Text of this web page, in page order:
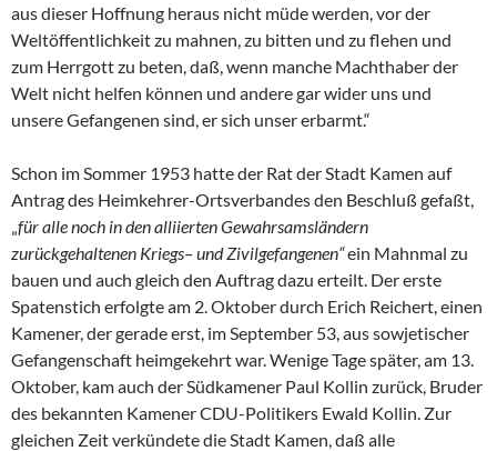
aus dieser Hoffnung heraus nicht müde werden, vor der
Weltöffentlichkeit zu mahnen, zu bitten und zu flehen und
zum Herrgott zu beten, daß, wenn manche Machthaber der
Welt nicht helfen können und andere gar wider uns und
unsere Gefangenen sind, er sich unser erbarmt.“
Schon im Sommer 1953 hatte der Rat der Stadt Kamen auf
Antrag des Heimkehrer-Ortsverbandes den Beschluß gefaßt,
für alle noch in den alliierten Gewahrsamsländern
zurückgehaltenen Kriegs– und Zivilgefangenen“ein Mahnmal zu
bauen und auch gleich den Auftrag dazu erteilt. Der erste
Spatenstich erfolgte am 2. Oktober durch Erich Reichert, einen
Kamener, der gerade erst, im September 53, aus sowjetischer
Gefangenschaft heimgekehrt war. Wenige Tage später, am 13.
Oktober, kam auch der Südkamener Paul Kollin zurück, Bruder
des bekannten Kamener CDU-Politikers Ewald Kollin. Zur
gleichen Zeit verkündete die Stadt Kamen, daß alle